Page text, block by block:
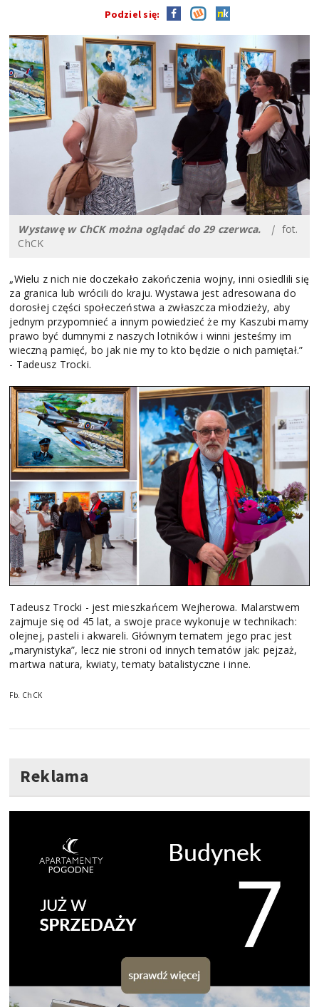
Podziel się:
Wystawę w ChCK można oglądać do 29 czerwca. | fot.
ChCK
„Wielu z nich nie doczekało zakończenia wojny, inni osiedlili się
za granica lub wrócili do kraju. Wystawa jest adresowana do
dorosłej części społeczeństwa a zwłaszcza młodzieży, aby
jednym przypomnieć a innym powiedzieć że my Kaszubi mamy
prawo być dumnymi z naszych lotników i winni jesteśmy im
wieczną pamięć, bo jak nie my to kto będzie o nich pamiętał.”
- Tadeusz Trocki.
Tadeusz Trocki - jest mieszkańcem Wejherowa. Malarstwem
zajmuje się od 45 lat, a swoje prace wykonuje w technikach:
olejnej, pasteli i akwareli. Głównym tematem jego prac jest
„marynistyka”, lecz nie stroni od innych tematów jak: pejzaż,
martwa natura, kwiaty, tematy batalistyczne i inne.
Fb. ChCK
Reklama